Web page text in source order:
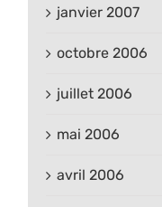
janvier 2007
octobre 2006
juillet 2006
mai 2006
avril 2006